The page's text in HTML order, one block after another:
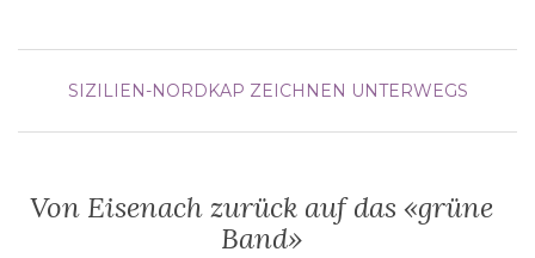
SIZILIEN-NORDKAP ZEICHNEN UNTERWEGS
Von Eisenach zurück auf das «grüne
Band»